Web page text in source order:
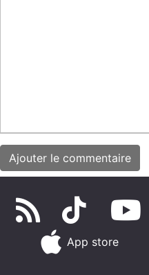
App store